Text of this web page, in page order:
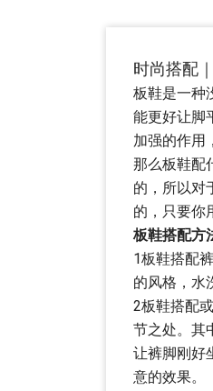
时尚搭配
板鞋是一种
能更好让脚
加强的作用
那么板鞋配
的，所以对
的，只要你
板鞋搭配方
1板鞋搭配
的风格，水
2板鞋搭配
节之处。其
让裤脚刚好
意的效果。